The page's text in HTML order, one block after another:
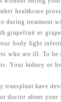
healthcare
during treatment
grapefruit or
body fight
who are ill. To
Your kidney or
have
doctor about